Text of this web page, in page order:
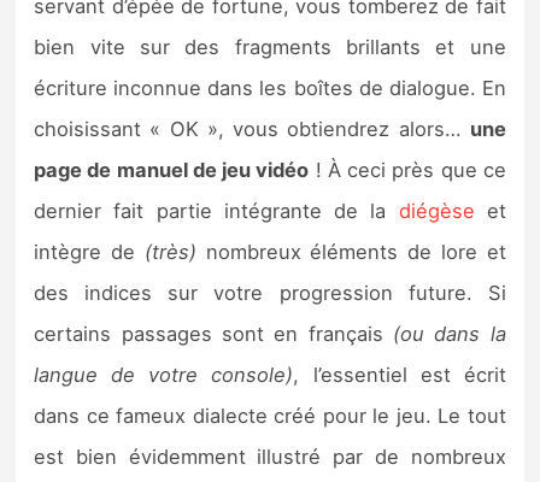
servant d’épée de fortune, vous tomberez de fait
bien vite sur des fragments brillants et une
écriture inconnue dans les boîtes de dialogue. En
choisissant « OK », vous obtiendrez alors… une
page de manuel de jeu vidéo ! À ceci près que ce
dernier fait partie intégrante de la diégèse et
intègre de (très) nombreux éléments de lore et
des indices sur votre progression future. Si
certains passages sont en français (ou dans la
langue de votre console), l’essentiel est écrit
dans ce fameux dialecte créé pour le jeu. Le tout
est bien évidemment illustré par de nombreux